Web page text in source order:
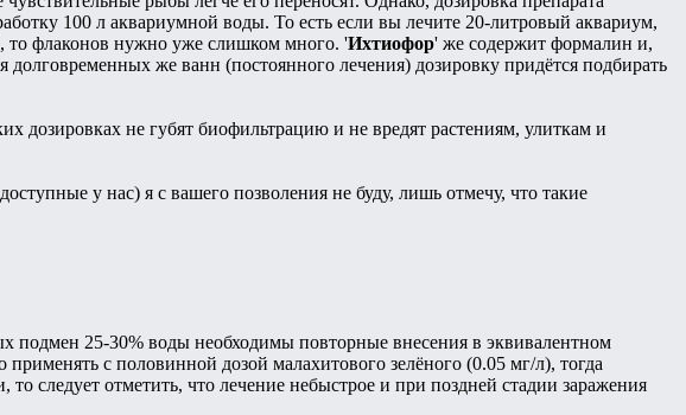
100 л аквариумной воды. То есть если вы лечите 20-литровый аквариум,
то флаконов нужно уже слишком много. 'Ихтиофор' же содержит формалин и,
долговременных же ванн (постоянного лечения) дозировку придётся подбирать
дозировках не губят биофильтрацию и не вредят растениям, улиткам и
у нас) я с вашего позволения не буду, лишь отмечу, что такие
подмен 25-30% воды необходимы повторные внесения в эквивалентном
с половинной дозой малахитового зелёного (0.05 мг/л), тогда
то следует отметить, что лечение небыстрое и при поздней стадии заражения